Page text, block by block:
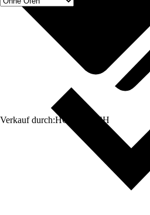
Verkauf durch:HORNBACH